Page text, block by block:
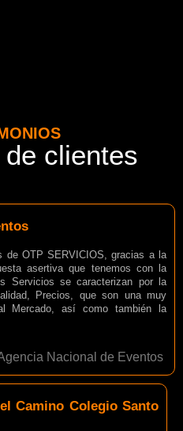
clientes
de OTP SERVICIOS, gracias a la
asertiva que tenemos con la
Servicios se caracterizan por la
Precios, que son una muy
Mercado, así como también la
Nacional de Eventos
Camino Colegio Santo